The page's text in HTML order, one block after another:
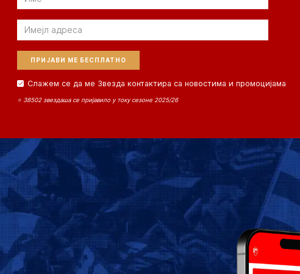
Email
Слажем се да ме Звезда контактира са новостима и промоцијама
⭐ 38502 звездаша се пријавило у току сезоне 2025/26